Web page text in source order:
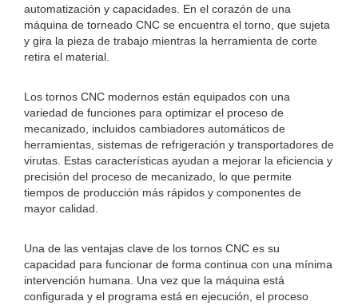
automatización y capacidades. En el corazón de una
máquina de torneado CNC se encuentra el torno, que sujeta
y gira la pieza de trabajo mientras la herramienta de corte
retira el material.
Los tornos CNC modernos están equipados con una
variedad de funciones para optimizar el proceso de
mecanizado, incluidos cambiadores automáticos de
herramientas, sistemas de refrigeración y transportadores de
virutas. Estas características ayudan a mejorar la eficiencia y
precisión del proceso de mecanizado, lo que permite
tiempos de producción más rápidos y componentes de
mayor calidad.
Una de las ventajas clave de los tornos CNC es su
capacidad para funcionar de forma continua con una mínima
intervención humana. Una vez que la máquina está
configurada y el programa está en ejecución, el proceso